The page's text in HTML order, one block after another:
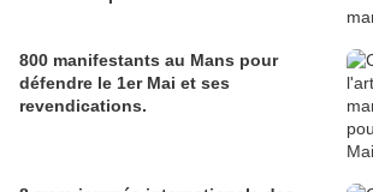
800 manifestants au Mans pour
défendre le 1er Mai et ses
revendications.